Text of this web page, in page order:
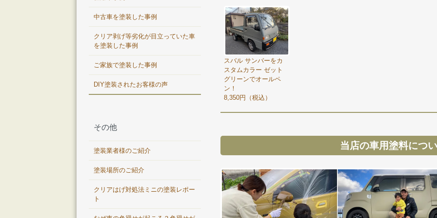
スバル サンバーをカ
スタムカラー ゼット
グリーンでオールペ
ン！
8,350円（税込）
当店の車用塗料につ
中古車を塗装した事例
クリア剥げ等劣化が目立っていた車
を塗装した事例
ご家族で塗装した事例
DIY塗装されたお客様の声
その他
塗装業者様のご紹介
塗装場所のご紹介
クリアはげ対処法ミニの塗装レポー
ト